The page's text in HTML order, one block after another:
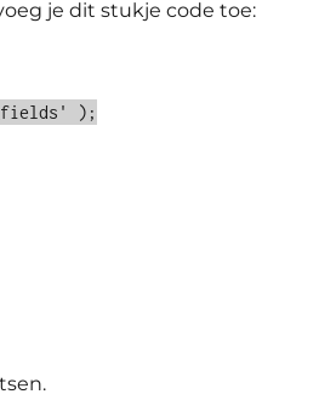
je dit stukje code toe:
);